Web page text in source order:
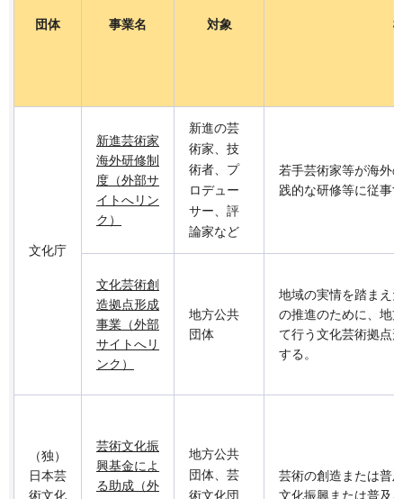
団体 事業名 対象
文化庁
新進芸術家
海外研修制
度（外部サ
イトへリン
ク）
新進の芸
術家、技
術者、プ
ロデュー
サー、評
論家など
若手芸術家等が海外
践的な研修等に従事
文化芸術創
造拠点形成
事業（外部
サイトへリ
ンク）
地方公共
団体
地域の実情を踏まえ
の推進のために、地
て行う文化芸術拠点
する。
（独）
日本芸
術文化
芸術文化振
興基金によ
る助成（外
地方公共
団体、芸
術文化団
芸術の創造または普
文化振興または普及